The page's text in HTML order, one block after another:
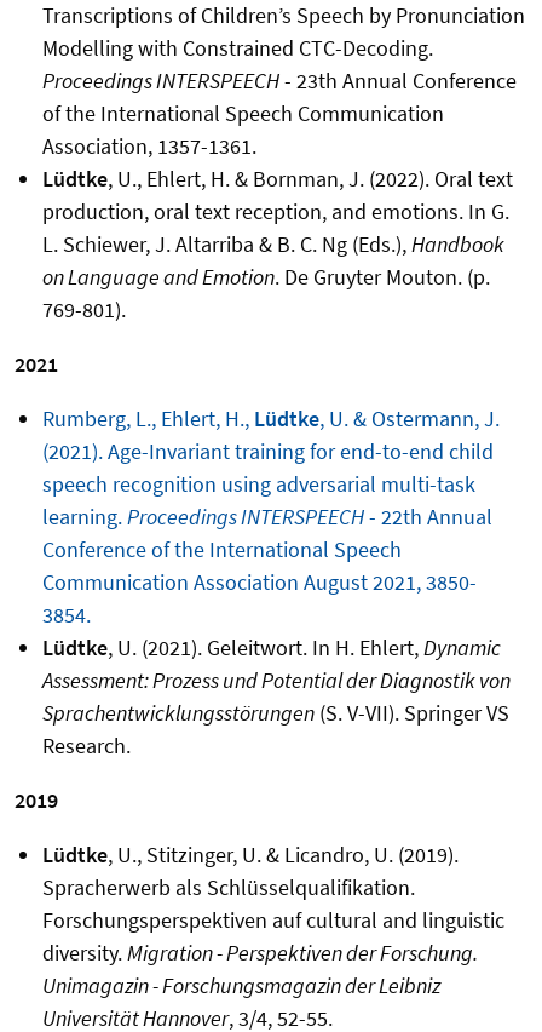
Transcriptions of Children’s Speech by Pronunciation
Modelling with Constrained CTC-Decoding.
Proceedings INTERSPEECH- 23th Annual Conference
of the International Speech Communication
Association, 1357-1361.
Lüdtke, U., Ehlert, H. & Bornman, J. (2022). Oral text
production, oral text reception, and emotions. In G.
L. Schiewer, J. Altarriba & B. C. Ng (Eds.),Handbook
on Language and Emotion. De Gruyter Mouton.(p.
769-801).
2021
Rumberg, L., Ehlert, H., Lüdtke, U. & Ostermann, J.
(2021). Age-Invariant training for end-to-end child
speech recognition using adversarial multi-task
learning.Proceedings INTERSPEECH- 22th Annual
Conference of the International Speech
Communication Association August 2021, 3850-
3854.
Lüdtke, U. (2021). Geleitwort. In H. Ehlert,Dynamic
Assessment: Prozess und Potential der Diagnostik von
Sprachentwicklungsstörungen(S. V-VII). Springer VS
Research.
2019
Lüdtke, U., Stitzinger, U. & Licandro, U. (2019).
Spracherwerb als Schlüsselqualifikation.
Forschungsperspektiven auf cultural and linguistic
diversity.Migration - Perspektiven der Forschung.
Unimagazin - Forschungsmagazin der Leibniz
Universität Hannover, 3/4, 52-55.